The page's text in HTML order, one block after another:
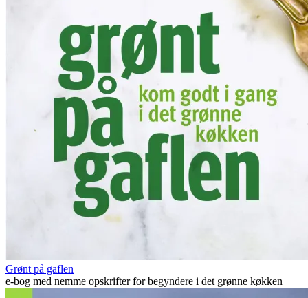
Grønt på gaflen
e-bog med nemme opskrifter for begyndere i det grønne køkken